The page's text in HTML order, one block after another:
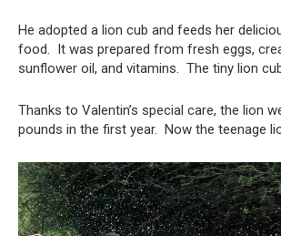
He adopted a lion cub and feeds her
food. It was prepared from fresh eggs,
sunflower oil, and vitamins. The tiny lion
Thanks to Valentin’s special care, the lion
pounds in the first year. Now the teenage